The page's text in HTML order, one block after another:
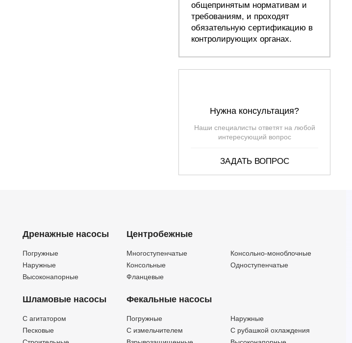
общепринятым нормативам и
требованиям, и проходят
обязательную сертификацию в
контролирующих органах.
Нужна консультация?
Наши специалисты ответят на любой
интересующий вопрос
ЗАДАТЬ ВОПРОС
Дренажные насосы
Погружные
Наружные
Высоконапорные
Шламовые насосы
C агитатором
Песковые
Центробежные
Многоступенчатые
Консольно-моноблочные
Консольные
Одноступенчатые
Фланцевые
Фекальные насосы
Погружные
Наружные
C измельчителем
С рубашкой охлаждения